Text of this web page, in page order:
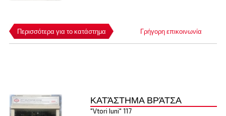
Περισσότερα για το κατάστημα Γρήγορη επικοινωνία
ΚΑΤΆΣΤΗΜΑ ΒΡΆΤΣΑ
"Vtori Iuni" 117